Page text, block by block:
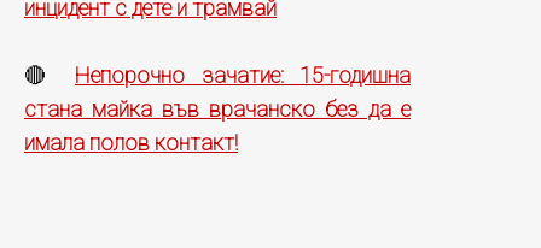
инцидент с дете и трамвай
🔴 Непорочно зачатие: 15-годишна
стана майка във врачанско без да е
имала полов контакт!